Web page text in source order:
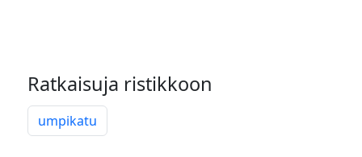
Ratkaisuja ristikkoon
umpikatu